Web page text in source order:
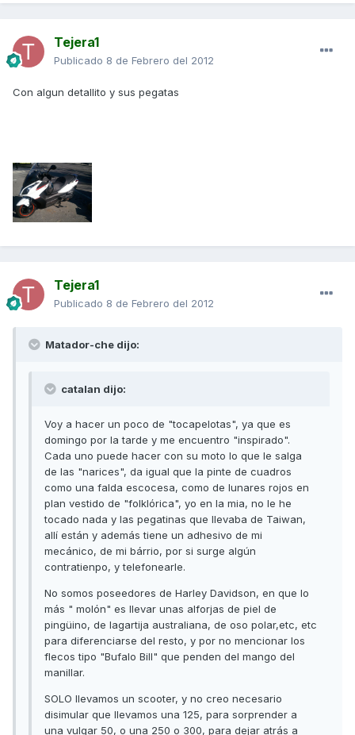
Tejera1
Publicado 8 de Febrero del 2012
Con algun detallito y sus pegatas
Tejera1
Publicado 8 de Febrero del 2012
Matador-che dijo:
catalan dijo:
Voy a hacer un poco de "tocapelotas", ya que es
domingo por la tarde y me encuentro "inspirado".
Cada uno puede hacer con su moto lo que le salga
de las "narices", da igual que la pinte de cuadros
como una falda escocesa, como de lunares rojos en
plan vestido de "folklórica", yo en la mia, no le he
tocado nada y las pegatinas que llevaba de Taiwan,
allí están y además tiene un adhesivo de mi
mecánico, de mi bárrio, por si surge algún
contratienpo, y telefonearle.
No somos poseedores de Harley Davidson, en que lo
más " molón" es llevar unas alforjas de piel de
pingüino, de lagartija australiana, de oso polar,etc, etc
para diferenciarse del resto, y por no mencionar los
flecos tipo "Bufalo Bill" que penden del mango del
manillar.
SOLO llevamos un scooter, y no creo necesario
disimular que llevamos una 125, para sorprender a
una vulgar 50, o una 250 o 300, para dejar atrás a